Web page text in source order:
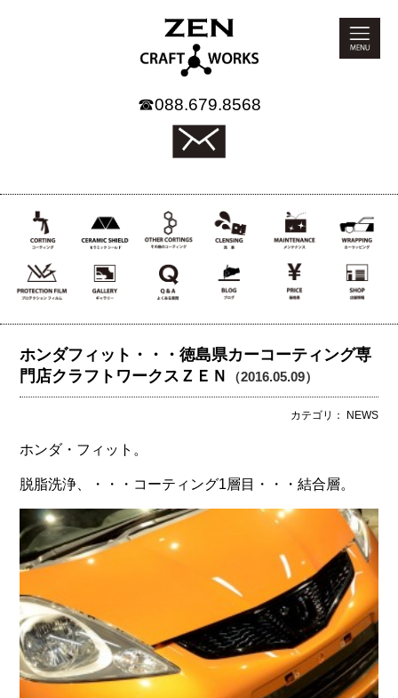
☎088.679.8568
ホンダフィット・・・徳島県カーコーティング専
門店クラフトワークスＺＥＮ
（2016.05.09）
カテゴリ： NEWS
ホンダ・フィット。
脱脂洗浄、・・・コーティング1層目・・・結合層。